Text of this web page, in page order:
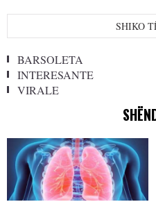
SHIKO
BARSOLETA
INTERESANTE
VIRALE